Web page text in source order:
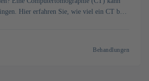
Hier erfahren Sie, wie viel ein CT bei
Behandlungen